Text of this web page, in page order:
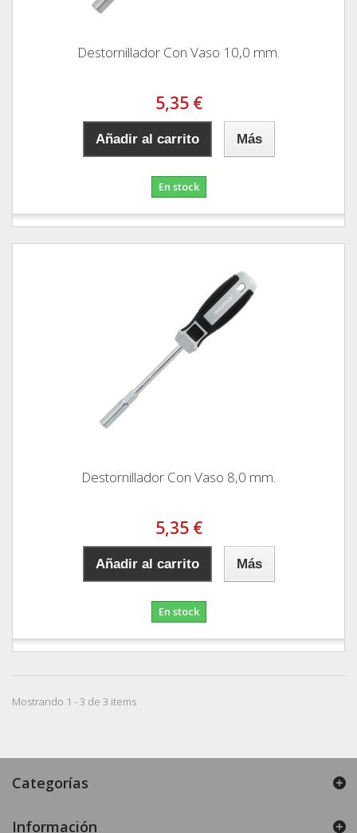
Destornillador Con Vaso 10,0 mm.
5,35 €
Añadir al carrito Más
En stock
Destornillador Con Vaso 8,0 mm.
5,35 €
Añadir al carrito Más
En stock
Mostrando 1 - 3 de 3 items
Categorías
Información